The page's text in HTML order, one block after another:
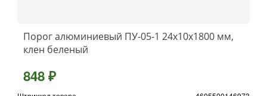
Порог алюминиевый ПУ-05-1 24x10x1800 мм,
клен беленый
848 ₽